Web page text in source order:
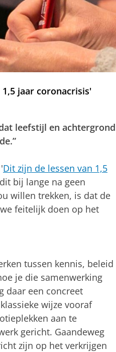
jaar coronacrisis'
leefstijl en achtergrond
Dit zijn de lessen van 1,5
bij lange na geen
willen trekken, is dat de
feitelijk doen op het
tussen kennis, beleid
je die samenwerking
daar een concreet
wijze vooraf
aan te
gericht. Gaandeweg
zijn op het verkrijgen